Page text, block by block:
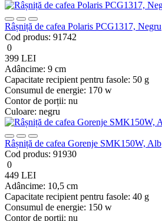
Râșniță de cafea Polaris PCG1317, Negru
Cod produs: 91742
0
399 LEI
Adâncime: 9 cm
Capacitate recipient pentru fasole: 50 g
Consumul de energie: 170 w
Contor de porții: nu
Culoare: negru
Râșniță de cafea Gorenje SMK150W, Alb
Cod produs: 91930
0
449 LEI
Adâncime: 10,5 cm
Capacitate recipient pentru fasole: 40 g
Consumul de energie: 150 w
Contor de porții: nu